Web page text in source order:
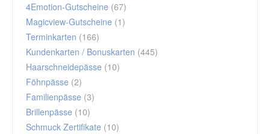
4Emotion-Gutscheine (67)
Magicview-Gutscheine (1)
Terminkarten (166)
Kundenkarten / Bonuskarten (445)
Haarschneidepässe (10)
Föhnpässe (2)
Familienpässe (3)
Brillenpässe (10)
Schmuck Zertifikate (10)